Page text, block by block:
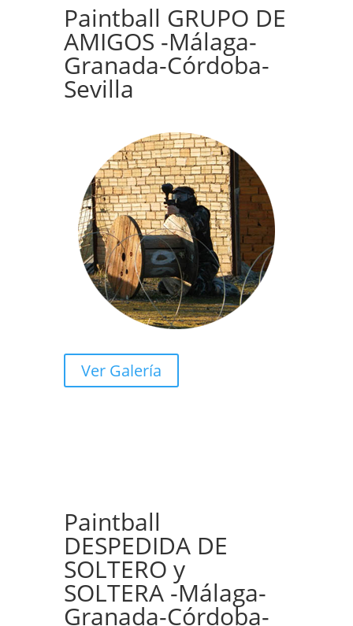
Paintball GRUPO DE
AMIGOS -Málaga-
Granada-Córdoba-
Sevilla
Ver Galería
Paintball
DESPEDIDA DE
SOLTERO y
SOLTERA -Málaga-
Granada-Córdoba-